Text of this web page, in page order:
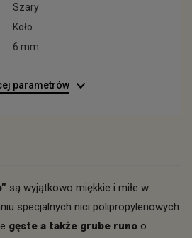
Szary
Koło
6 mm
parametrów
są wyjątkowo miękkie i miłe w
specjalnych nici polipropylenowych
gęste a także grube runo o